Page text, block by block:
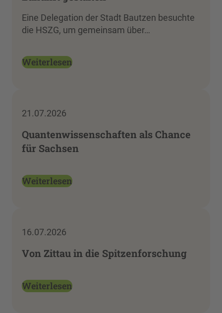
Eine Delegation der Stadt Bautzen besuchte
die HSZG, um gemeinsam über…
Weiterlesen
21.07.2026
Quantenwissenschaften als Chance
für Sachsen
Weiterlesen
16.07.2026
Von Zittau in die Spitzenforschung
Weiterlesen